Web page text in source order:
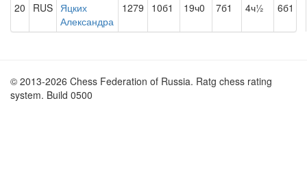
20 RUS Яцких
Александра
1279 10б1 19ч0 7б1 4ч½ 6б1
© 2013-2026 Chess Federation of Russia. Ratg chess rating
system. Build 0500